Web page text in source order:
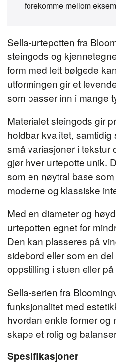
Sella-urtepotten fra
steingods og
form med lett bølgede
utformingen gir et
som passer inn i mange
Materialet steingods gir
holdbar kvalitet,
små variasjoner i tekstur
gjør hver urtepotte unik.
som en nøytral base
moderne og klassiske
Med en diameter og
urtepotten egnet for
Den kan plasseres på
sidebord eller som en
oppstilling i stuen eller
Sella-serien fra
funksjonalitet med
hvordan enkle former og
skape et rolig og
forekomme mellom
Spesifikasjoner